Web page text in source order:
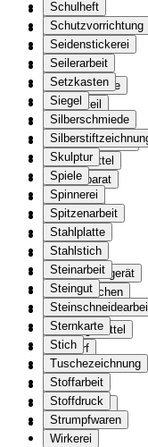
Vorlagen
Vortrag
Waage
Gewehr
Stangenwaffe
Waffenteil
Wappen
Wappenscheibe
Waschmittel
Webapparat
Webstuhl
Weisung
Aufgebot
Werbung
Wintersportgerät
Würdezeichen
Xylografie
Zahlungsmittel
Entwurf
Zeitschrift
Zeitung
Ziergefässe
Zubehör
Schulheft
Schutzvorrichtung
Seidenstickerei
Seilerarbeit
Setzkasten
Siegel
Silberschmiede
Skulptur
Spiele
Spinnerei
Spitzenarbeit
Stahlplatte
Stahlstich
Steinarbeit
Steingut
Sternkarte
Stich
Tuschezeichnung
Stoffarbeit
Stoffdruck
Strumpfwaren
Wirkerei